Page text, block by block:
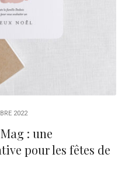
2022
: une
pour les fêtes de